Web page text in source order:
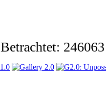
Betrachtet: